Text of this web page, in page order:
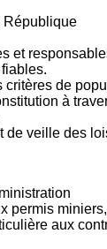
République
et
de
à
veille des
permis
aux